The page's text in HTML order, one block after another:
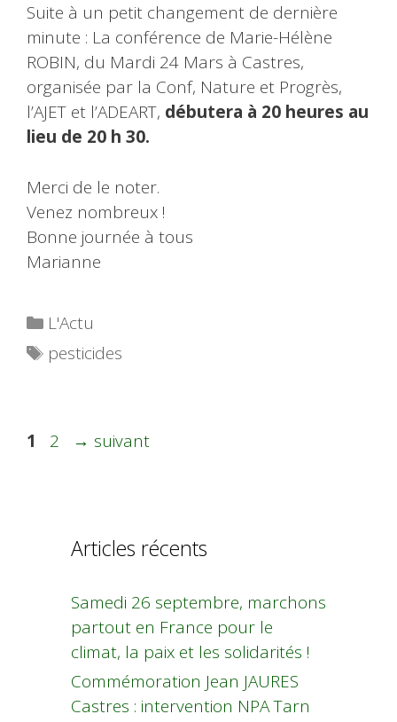
Suite à un petit changement de dernière
minute : La conférence de Marie-Hélène
ROBIN, du Mardi 24 Mars à Castres,
organisée par la Conf, Nature et Progrès,
l’AJET et l’ADEART, débutera à 20 heures au
lieu de 20 h 30.
Merci de le noter.
Venez nombreux !
Bonne journée à tous
Marianne
Catégories
L'Actu
Étiquettes
pesticides
Page
1 Page
2 → suivant
Articles récents
Samedi 26 septembre, marchons
partout en France pour le
climat, la paix et les solidarités !
Commémoration Jean JAURES
Castres : intervention NPA Tarn